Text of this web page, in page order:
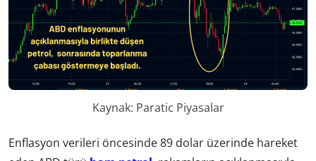
Kaynak: Paratic Piyasalar
Enflasyon verileri öncesinde 89 dolar üzerinde hareket